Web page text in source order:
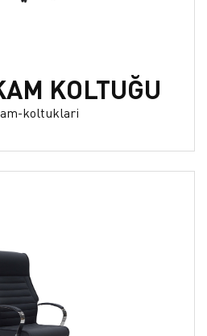
KOLTUĞU
koltuklari